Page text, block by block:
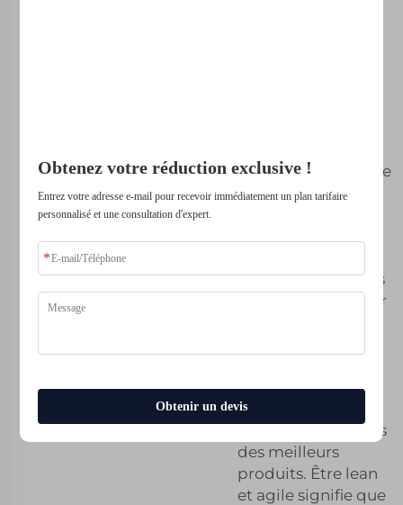
travaux de tournage
et fraisage CNC en
bénéfices. Avec des
prix compétitifs sur
entreprises
d'économiser tout
en utilisant certains
des meilleurs
produits. Être lean
et agile signifie que
Obtenez votre réduction exclusive !
Entrez votre adresse e-mail pour recevoir immédiatement un plan tarifaire
personnalisé et une consultation d'expert.
Obtenir un devis